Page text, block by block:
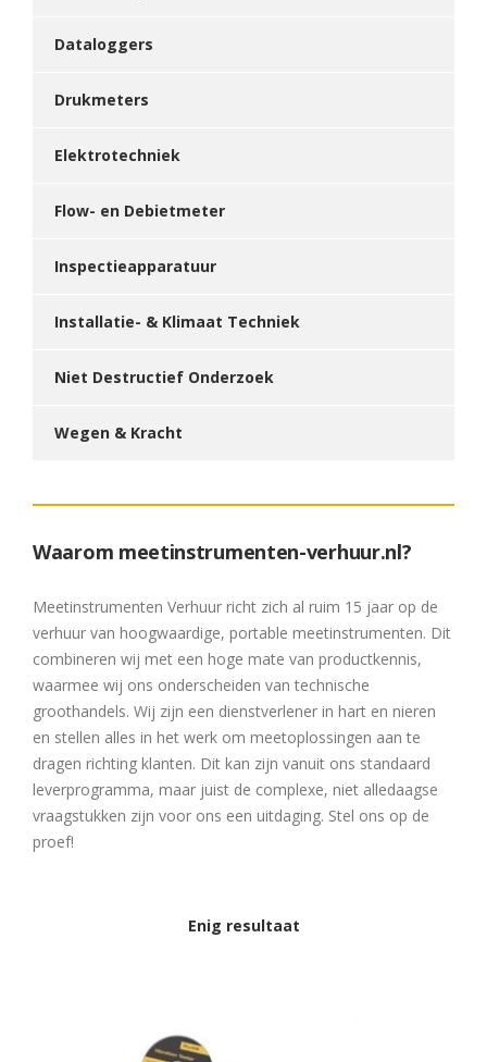
Dataloggers
Drukmeters
Elektrotechniek
Flow- en Debietmeter
Inspectieapparatuur
Installatie- & Klimaat Techniek
Niet Destructief Onderzoek
Wegen & Kracht
Waarom meetinstrumenten-verhuur.nl?
Meetinstrumenten Verhuur richt zich al ruim 15 jaar op de
verhuur van hoogwaardige, portable meetinstrumenten. Dit
combineren wij met een hoge mate van productkennis,
waarmee wij ons onderscheiden van technische
groothandels. Wij zijn een dienstverlener in hart en nieren
en stellen alles in het werk om meetoplossingen aan te
dragen richting klanten. Dit kan zijn vanuit ons standaard
leverprogramma, maar juist de complexe, niet alledaagse
vraagstukken zijn voor ons een uitdaging. Stel ons op de
proef!
Enig resultaat